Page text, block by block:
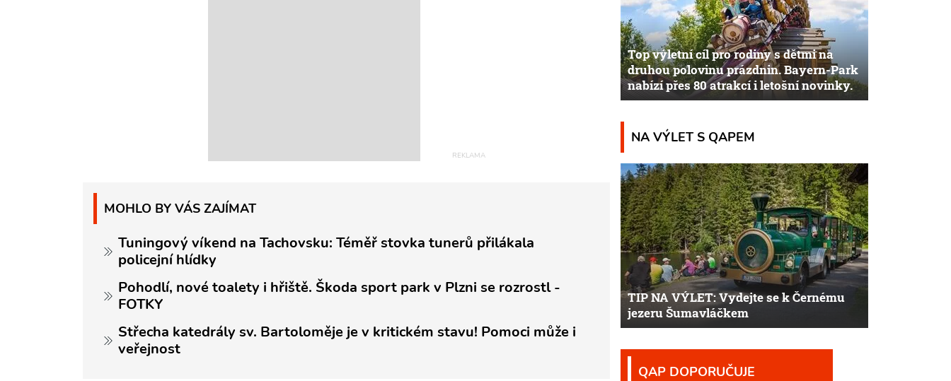
MOHLO BY VÁS ZAJÍMAT
Tuningový víkend na Tachovsku: Téměř stovka tunerů přilákala
policejní hlídky
Pohodlí, nové toalety i hřiště. Škoda sport park v Plzni se rozrostl -
FOTKY
Střecha katedrály sv. Bartoloměje je v kritickém stavu! Pomoci může i
veřejnost
Top výletní cíl pro rodiny s dětmi na
druhou polovinu prázdnin. Bayern-Park
nabízí přes 80 atrakcí i letošní novinky.
NA VÝLET S QAPEM
TIP NA VÝLET: Vydejte se k Černému
jezeru Šumavláčkem
QAP DOPORUČUJE